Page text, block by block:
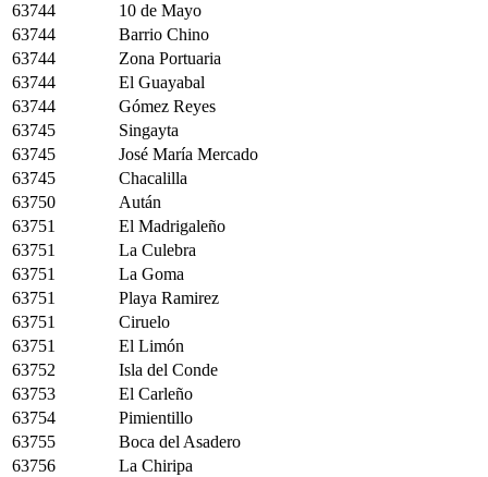
63744
10 de Mayo
63744
Barrio Chino
63744
Zona Portuaria
63744
El Guayabal
63744
Gómez Reyes
63745
Singayta
63745
José María Mercado
63745
Chacalilla
63750
Aután
63751
El Madrigaleño
63751
La Culebra
63751
La Goma
63751
Playa Ramirez
63751
Ciruelo
63751
El Limón
63752
Isla del Conde
63753
El Carleño
63754
Pimientillo
63755
Boca del Asadero
63756
La Chiripa